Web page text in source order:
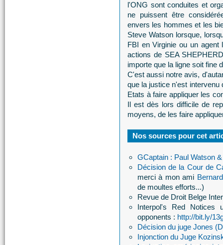
l'ONG sont conduites et
ne puissent être
envers les hommes et les
Steve Watson lorsque,
FBI en Virginie ou un agent
actions de SEA
importe que la ligne soit fine
C'est aussi notre avis,
que la justice n'est intervenu
Etats à faire appliquer les
Il est dès lors difficile de
moyens, de les faire
Nos sources pour cet
GCaptain : Paul Watson
Décision de la Cour de
merci à mon ami
de moultes efforts...)
Revue de Droit Belge
Interpol's Red Notices
opponents : http://bit.ly/
Décision du juge Jones
Injonction du Juge